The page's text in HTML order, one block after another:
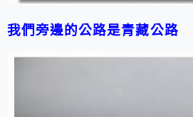
我們旁邊的公路是青藏公路